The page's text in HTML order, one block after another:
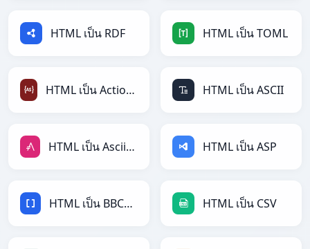
HTML เป็น RDF HTML เป็น TOML
HTML เป็น ActionScript HTML เป็น ASCII
HTML เป็น AsciiDoc HTML เป็น ASP
HTML เป็น BBCode HTML เป็น CSV